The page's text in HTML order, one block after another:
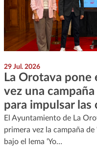
29 Jul. 2026
La Orotava pone
vez una
para impulsar las
El Ayuntamiento de La
primera vez la campaña de
bajo el lema ‘Yo…